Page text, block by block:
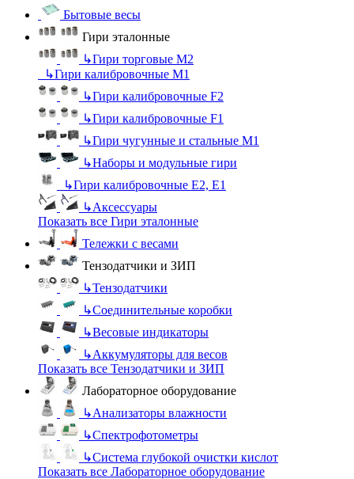
Бытовые весы
Гири эталонные
↳Гири торговые М2
↳Гири калибровочные М1
↳Гири калибровочные F2
↳Гири калибровочные F1
↳Гири чугунные и стальные М1
↳Наборы и модульные гири
↳Гири калибровочные E2, Е1
↳Аксессуары
Показать все Гири эталонные
Тележки с весами
Тензодатчики и ЗИП
↳Тензодатчики
↳Соединительные коробки
↳Весовые индикаторы
↳Аккумуляторы для весов
Показать все Тензодатчики и ЗИП
Лабораторное оборудование
↳Анализаторы влажности
↳Спектрофотометры
↳Система глубокой очистки кислот
Показать все Лабораторное оборудование